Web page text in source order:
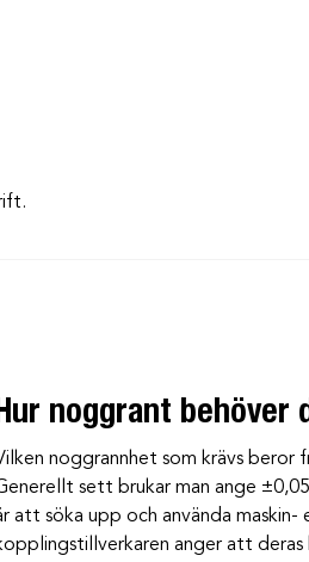
noggrant behöver
noggrannhet som krävs beror
sett brukar man ange
att söka upp och använda
anger att